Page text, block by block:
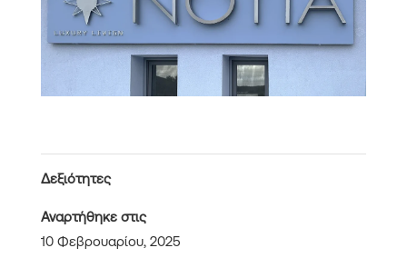
Δεξιότητες
Αναρτήθηκε στις
10 Φεβρουαρίου, 2025